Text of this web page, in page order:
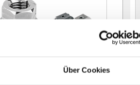
Über Cookies
mit Bund